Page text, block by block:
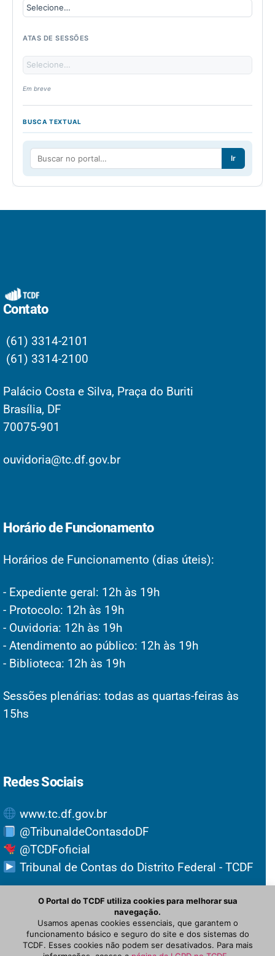
ATAS DE SESSÕES
Em breve
BUSCA TEXTUAL
Ir
Contato
(61) 3314-2101
(61) 3314-2100
Palácio Costa e Silva, Praça do Buriti
Brasília, DF
70075-901
ouvidoria@tc.df.gov.br
Horário de Funcionamento
Horários de Funcionamento (dias úteis):
- Expediente geral: 12h às 19h
- Protocolo: 12h às 19h
- Ouvidoria: 12h às 19h
- Atendimento ao público: 12h às 19h
- Biblioteca: 12h às 19h
Sessões plenárias: todas as quartas-feiras às
15hs
Redes Sociais
www.tc.df.gov.br
@TribunaldeContasdoDF
@TCDFoficial
Tribunal de Contas do Distrito Federal - TCDF
O Portal do TCDF utiliza cookies para melhorar sua
navegação.
Usamos apenas cookies essenciais, que garantem o
funcionamento básico e seguro do site e dos sistemas do
TCDF. Esses cookies não podem ser desativados. Para mais